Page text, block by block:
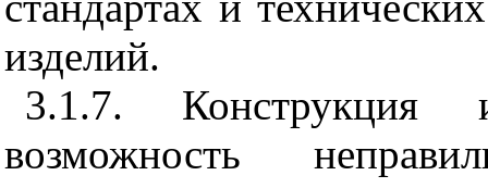
изделий.
3.1.7. Конструкция
возможность